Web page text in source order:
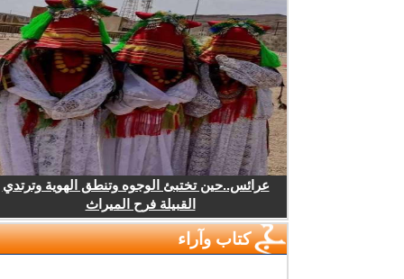
عرائس..حين تختبئ الوجوه وتنطق الهوية وترتدي
القبيلة فرح الميراث
كتاب وآراء